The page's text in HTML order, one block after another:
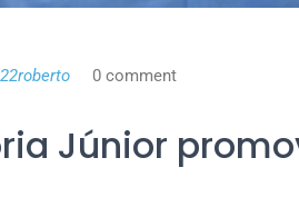
0 comment
Júnior